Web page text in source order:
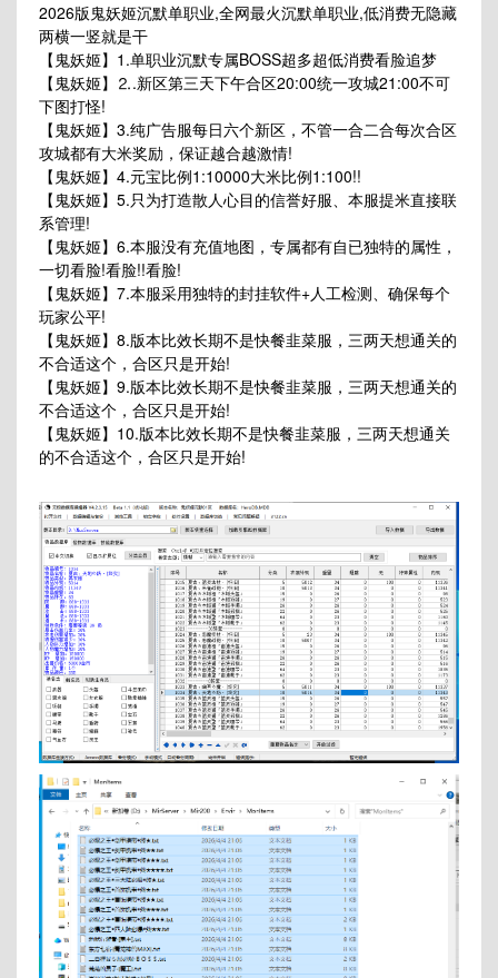
2026版鬼妖姬沉默单职业,全网最火沉默单职业,低消费无隐藏
两横一竖就是干
【鬼妖姬】1.单职业沉默专属BOSS超多超低消费看脸追梦
【鬼妖姬】⒉.新区第三天下午合区20:00统一攻城21:00不可
下图打怪!
【鬼妖姬】3.纯广告服每日六个新区，不管一合二合每次合区
攻城都有大米奖励，保证越合越激情!
【鬼妖姬】4.元宝比例1:10000大米比例1:100!!
【鬼妖姬】5.只为打造散人心目的信誉好服、本服提米直接联
系管理!
【鬼妖姬】6.本服没有充值地图，专属都有自已独特的属性，
一切看脸!看脸!!看脸!
【鬼妖姬】7.本服采用独特的封挂软件+人工检测、确保每个
玩家公平!
【鬼妖姬】8.版本比效长期不是快餐韭菜服，三两天想通关的
不合适这个，合区只是开始!
【鬼妖姬】9.版本比效长期不是快餐韭菜服，三两天想通关的
不合适这个，合区只是开始!
【鬼妖姬】10.版本比效长期不是快餐韭菜服，三两天想通关
的不合适这个，合区只是开始!